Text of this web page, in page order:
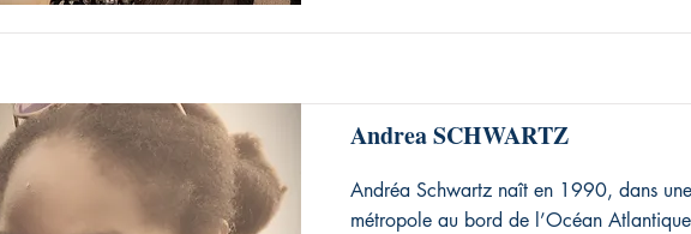
Andrea SCHWARTZ
Andréa Schwartz naît en 1990, dans
métropole au bord de l’Océan